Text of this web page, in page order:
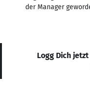
der Manager
Logg Dich